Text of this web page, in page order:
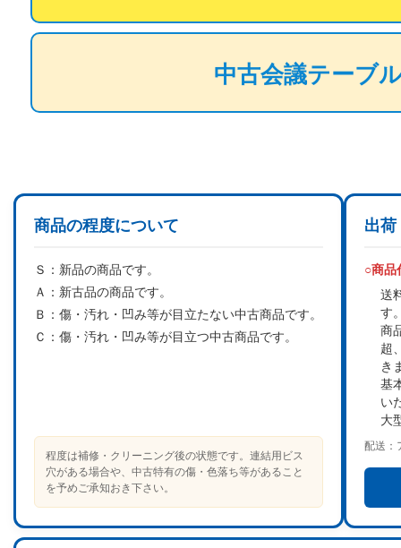
中古会議テーブ
商品の程度について
Ｓ： 新品の商品です。
Ａ： 新古品の商品です。
Ｂ： 傷・汚れ・凹み等が目立たない中古商品です。
Ｃ： 傷・汚れ・凹み等が目立つ中古商品です。
程度は補修・クリーニング後の状態です。連結用ビス
穴がある場合や、中古特有の傷・色落ち等があること
を予めご承知おき下さい。
出荷
○商品
送
す
商
超
き
基
い
大
配送：